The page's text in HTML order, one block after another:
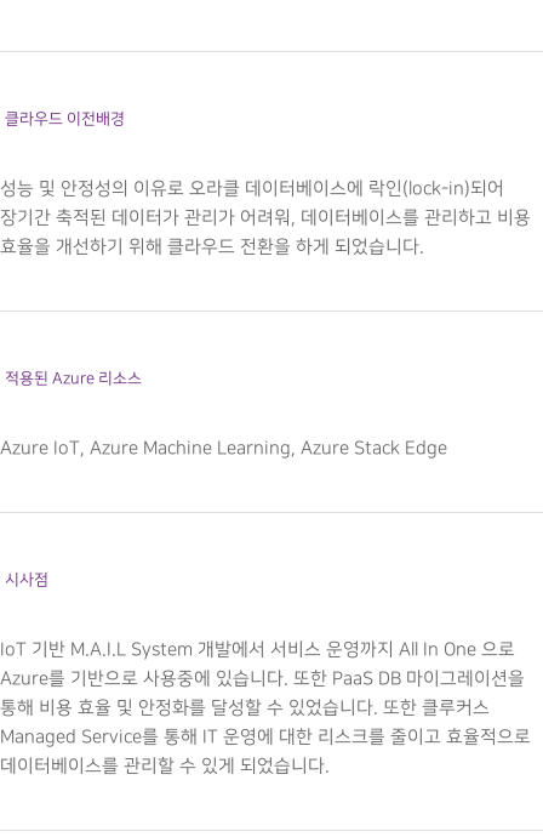
클라우드 이전배경
성능 및 안정성의 이유로 오라클 데이터베이스에 락인(lock-in)되어
장기간 축적된 데이터가 관리가 어려워, 데이터베이스를 관리하고 비용
효율을 개선하기 위해 클라우드 전환을 하게 되었습니다.
적용된 Azure 리소스
Azure IoT, Azure Machine Learning, Azure Stack Edge
시사점
IoT 기반 M.A.I.L System 개발에서 서비스 운영까지 All In One 으로
Azure를 기반으로 사용중에 있습니다. 또한 PaaS DB 마이그레이션을
통해 비용 효율 및 안정화를 달성할 수 있었습니다. 또한 클루커스
Managed Service를 통해 IT 운영에 대한 리스크를 줄이고 효율적으로
데이터베이스를 관리할 수 있게 되었습니다.